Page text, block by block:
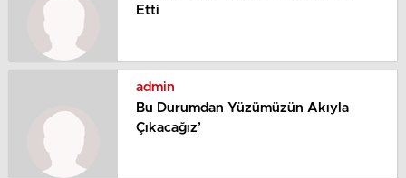
Etti
admin
Bu Durumdan Yüzümüzün Akıyla
Çıkacağız’